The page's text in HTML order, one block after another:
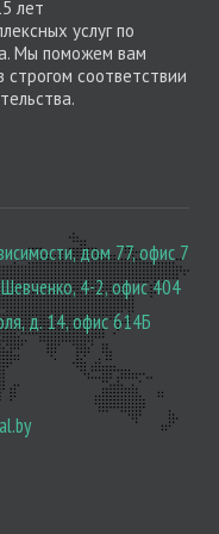
лет
услуг по
Мы поможем вам
соответствии
дом 77, офис 7
Шевченко, 4-2, офис 404
д. 14, офис 614Б